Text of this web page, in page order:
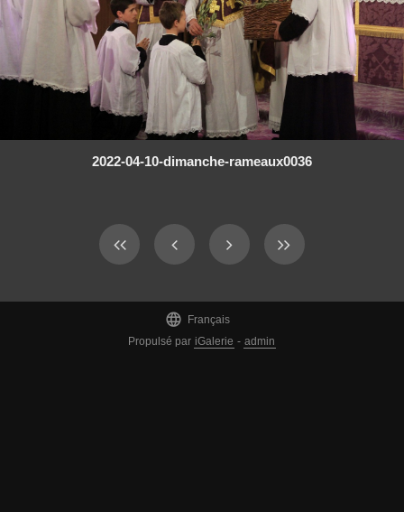
2022-04-10-dimanche-rameaux0036

Français
Propulsé par iGalerie - admin